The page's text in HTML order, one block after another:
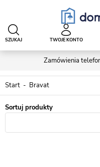
Zamówienia
SZUKAJ TWOJE KONTO
Start Bravat
Sortuj produkty